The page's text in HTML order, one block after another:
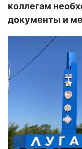
коллегам
документы и